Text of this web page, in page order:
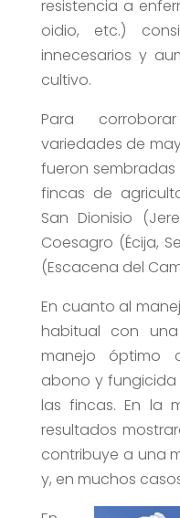
resistencia a
oidio, etc.)
innecesarios y
cultivo.
Para
variedades de
fueron
fincas de
San Dionisio
Coesagro (Écija,
(Escacena del
En cuanto al
habitual con
manejo óptimo
abono y fungicida
las fincas. En la
resultados
contribuye a una
y, en muchos